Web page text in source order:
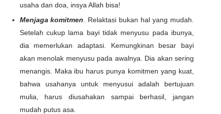
usaha dan doa, insya Allah bisa!
Menjaga komitmen . Relaktasi bukan hal yang mudah.
Setelah cukup lama bayi tidak menyusu pada ibunya,
dia memerlukan adaptasi. Kemungkinan besar bayi
akan menolak menyusu pada awalnya. Dia akan sering
menangis. Maka ibu harus punya komitmen yang kuat,
bahwa usahanya untuk menyusui adalah bertujuan
mulia, harus diusahakan sampai berhasil, jangan
mudah putus asa.